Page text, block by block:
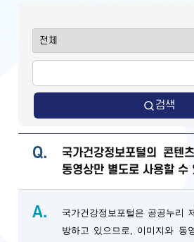
검색
Q.
국가건강정보포털의 콘텐
동영상만 별도로 사용할 수
A.
국가건강정보포털은 공공누리
방하고 있으므로, 이미지와 동